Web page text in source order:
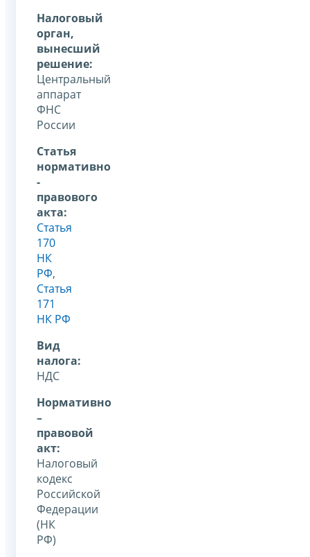
Налоговый
орган,
вынесший
решение:
Центральный
аппарат
ФНС
России
Статья
нормативно
-
правового
акта:
Статья
170
НК
РФ,
Статья
171
НК РФ
Вид
налога:
НДС
Нормативно
–
правовой
акт:
Налоговый
кодекс
Российской
Федерации
(НК
РФ)